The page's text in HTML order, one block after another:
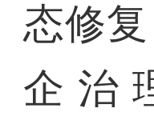
态修
企治